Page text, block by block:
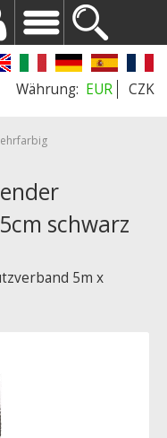
EUR CZK
schwarz
5m x